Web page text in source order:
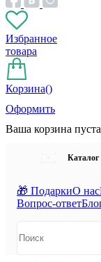
Избранное
товара
Корзина()
Оформить
Ваша корзина пуста
Каталог
🎁 ПодаркиО нас
Вопрос-ответ